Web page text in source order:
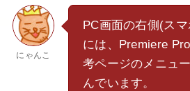
にゃんこ
PC画面の右側(ス
には、Premiere
考ページのメニュ
んでいます。